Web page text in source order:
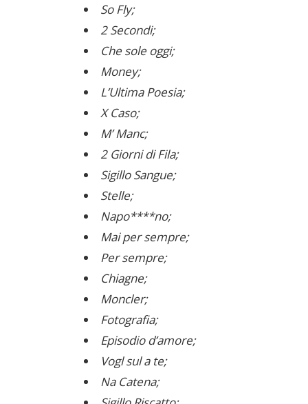
So Fly;
2 Secondi;
Che sole oggi;
Money;
L’Ultima Poesia;
X Caso;
M’ Manc;
2 Giorni di Fila;
Sigillo Sangue;
Stelle;
Napo****no;
Mai per sempre;
Per sempre;
Chiagne;
Moncler;
Fotografia;
Episodio d’amore;
Vogl sul a te;
Na Catena;